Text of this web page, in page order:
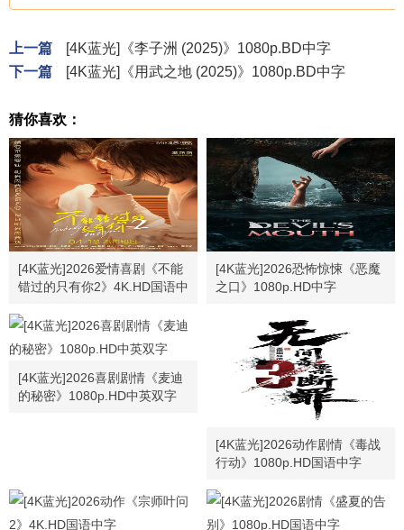
上一篇
[4K蓝光]《李子洲 (2025)》1080p.BD中字
下一篇
[4K蓝光]《用武之地 (2025)》1080p.BD中字
猜你喜欢：
[4K蓝光]2026爱情喜剧《不能
错过的只有你2》4K.HD国语中
[4K蓝光]2026恐怖惊悚《恶魔
之口》1080p.HD中字
[4K蓝光]2026喜剧剧情《麦迪
的秘密》1080p.HD中英双字
[4K蓝光]2026动作剧情《毒战
行动》1080p.HD国语中字